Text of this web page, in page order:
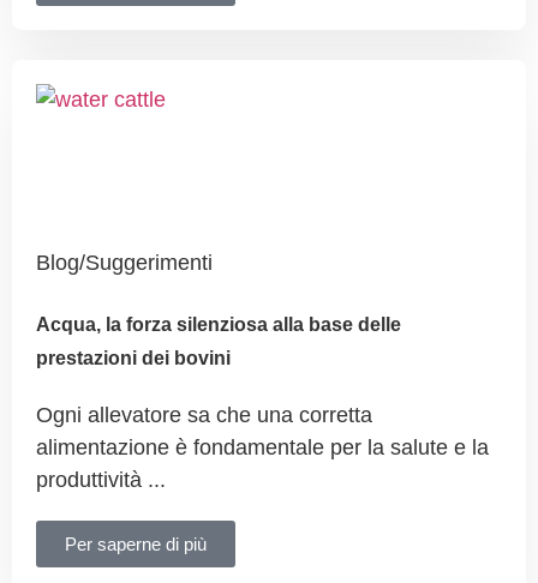
Blog/Suggerimenti
Acqua, la forza silenziosa alla base delle
prestazioni dei bovini
Ogni allevatore sa che una corretta
alimentazione è fondamentale per la salute e la
produttività ...
Per saperne di più